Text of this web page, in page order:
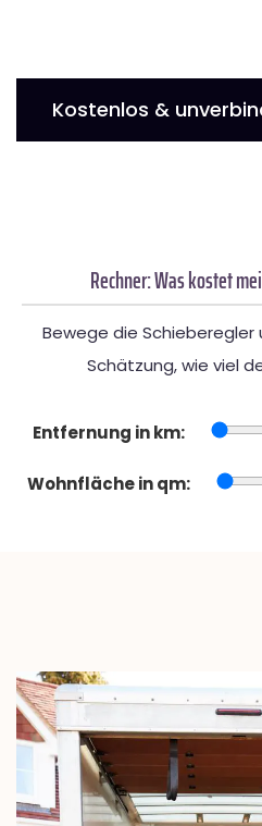
Kostenlos &
Rechner: Was kostet
Bewege die
Schätzung, wie viel
Entfernung in km:
Wohnfläche in qm: